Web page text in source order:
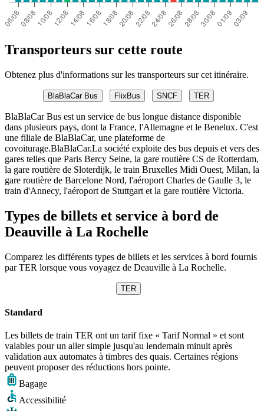
Transporteurs sur cette route
Obtenez plus d'informations sur les transporteurs sur cet itinéraire.
BlaBlaCar Bus FlixBus SNCF TER
BlaBlaCar Bus est un service de bus longue distance disponible
dans plusieurs pays, dont la France, l'Allemagne et le Benelux. C'est
une filiale de BlaBlaCar, une plateforme de
covoiturage.BlaBlaCar.La société exploite des bus depuis et vers des
gares telles que Paris Bercy Seine, la gare routière CS de Rotterdam,
la gare routière de Sloterdijk, le train Bruxelles Midi Ouest, Milan, la
gare routière de Barcelone Nord, l'aéroport Charles de Gaulle 3, le
train d'Annecy, l'aéroport de Stuttgart et la gare routière Victoria.
Types de billets et service à bord de
Deauville à La Rochelle
Comparez les différents types de billets et les services à bord fournis
par TER lorsque vous voyagez de Deauville à La Rochelle.
TER
Standard
Les billets de train TER ont un tarif fixe « Tarif Normal » et sont
valables pour un aller simple jusqu'au lendemain minuit après
validation aux automates à timbres des quais. Certaines régions
peuvent proposer des réductions hors pointe.
Bagage
Accessibilité